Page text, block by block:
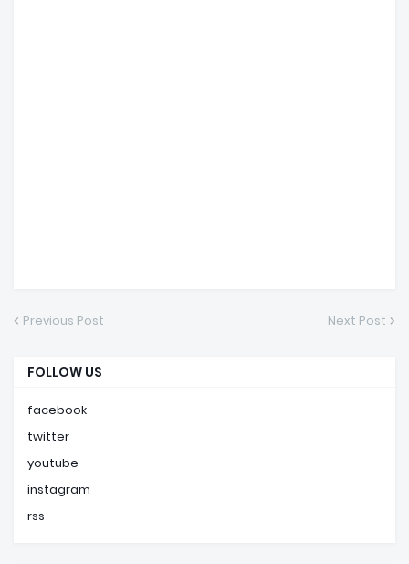
Previous Post Next Post
FOLLOW US
facebook
twitter
youtube
instagram
rss